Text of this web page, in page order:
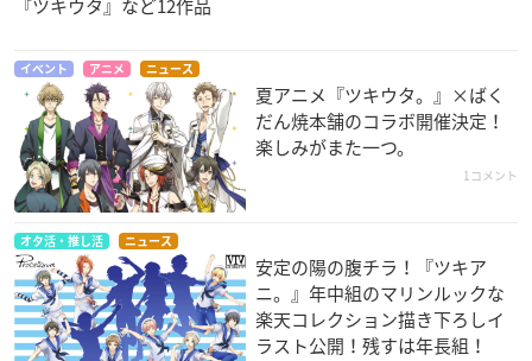
『ツキウタ』など12作品
イベント アニメ ニュース
夏アニメ『ツキウタ。』×ばく
だん焼本舗のコラボ開催決定！
楽しみがまた一つ。
1コメント
オタ活・推し活 ニュース
安定の陽の腹チラ！『ツキア
ニ。』年中組のマリンルックな
楽天コレクション描き下ろしイ
ラスト公開！残すは年長組！